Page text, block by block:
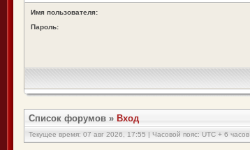
Имя пользователя:
Пароль:
Список форумов » Вход
Текущее время: 07 авг 2026, 17:55 | Часовой пояс: UTC + 6 часов